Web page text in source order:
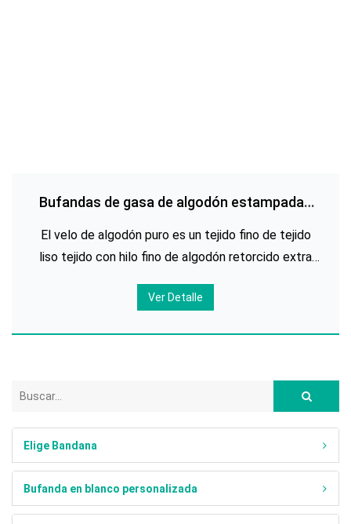
Bufandas de gasa de algodón estampadas
El velo de algodón puro es un tejido fino de tejido
liso tejido con hilo fino de algodón retorcido extra
delgada, los orificios de los escalones son claros, la
Ver Detalle
Elige Bandana
Bufanda en blanco personalizada